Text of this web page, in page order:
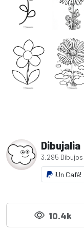
Dibujalia
3,295 Dibujos
¡Un Café!
10.4k